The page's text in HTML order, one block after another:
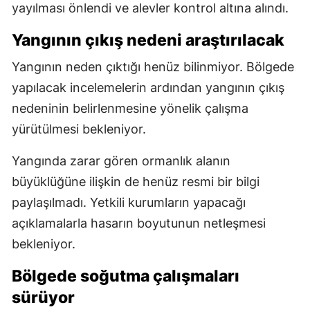
yayılması önlendi ve alevler kontrol altına alındı.
Yangının çıkış nedeni araştırılacak
Yangının neden çıktığı henüz bilinmiyor. Bölgede
yapılacak incelemelerin ardından yangının çıkış
nedeninin belirlenmesine yönelik çalışma
yürütülmesi bekleniyor.
Yangında zarar gören ormanlık alanın
büyüklüğüne ilişkin de henüz resmi bir bilgi
paylaşılmadı. Yetkili kurumların yapacağı
açıklamalarla hasarın boyutunun netleşmesi
bekleniyor.
Bölgede soğutma çalışmaları
sürüyor